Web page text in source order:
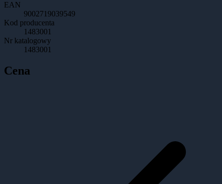
EAN
9002719039549
Kod producenta
1483001
Nr katalogowy
1483001
Cena